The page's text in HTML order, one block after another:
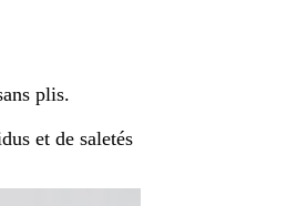
plis.
et de saletés